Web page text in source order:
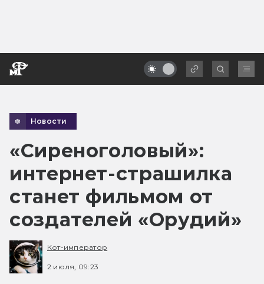
Новости
«Сиреноголовый»:
интернет-страшилка
станет фильмом от
создателей «Орудий»
Кот-император
2 июля, 09:23